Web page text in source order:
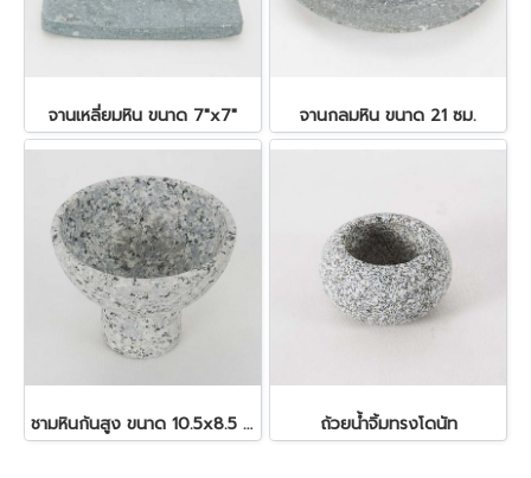
จานเหลี่ยมหิน ขนาด 7"x7" จานกลมหิน ขนาด 21 ซม.
ชามหินก้นสูง ขนาด 10.5x8.5 ซม. ถ้วยน้ำจิ้มทรงโดนัท